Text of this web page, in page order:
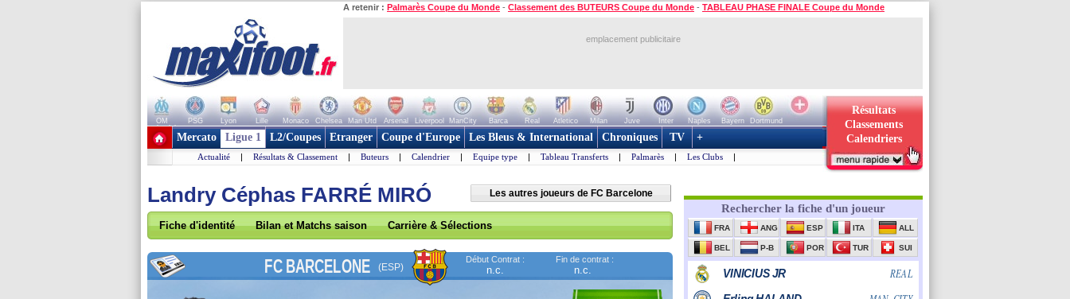
A retenir : Palmarès Coupe du Monde - Classement des BUTEURS Coupe du Monde - TABLEAU PHASE FINALE Coupe du Monde
emplacement publicitaire
OM PSG Lyon Lille Monaco Chelsea Man Utd Arsenal Liverpool ManCity Barca Real Atletico Milan Juve Inter Naples Bayern
Dortmund
+ de clubs
Résultats
Classements
Calendriers
Mercato Ligue 1 L2/Coupes Etranger Coupe d'Europe Les Bleus & International Chroniques TV +
Actualité | Résultats & Classement | Buteurs | Calendrier | Equipe type | Tableau Transferts | Palmarès | Les Clubs |
Landry Céphas FARRÉ MIRÓ Les autres joueurs de FC Barcelone
Fiche d'identité Bilan et Matchs saison Carrière & Sélections
FC BARCELONE (ESP)
Début Contrat :
n.c.
Fin de contrat :
n.c.